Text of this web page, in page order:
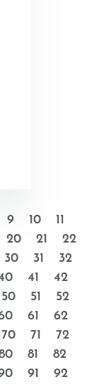
9 10
11
20 21
22
30 31
32
41
42
50 51
52
61
62
70 71
72
81
82
91
92